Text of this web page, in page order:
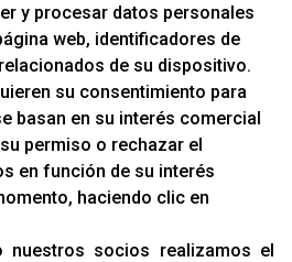
y procesar datos personales
web, identificadores de
de su dispositivo.
su consentimiento para
basan en su interés comercial
permiso o rechazar el
en función de su interés
haciendo clic en
nuestros socios realizamos el